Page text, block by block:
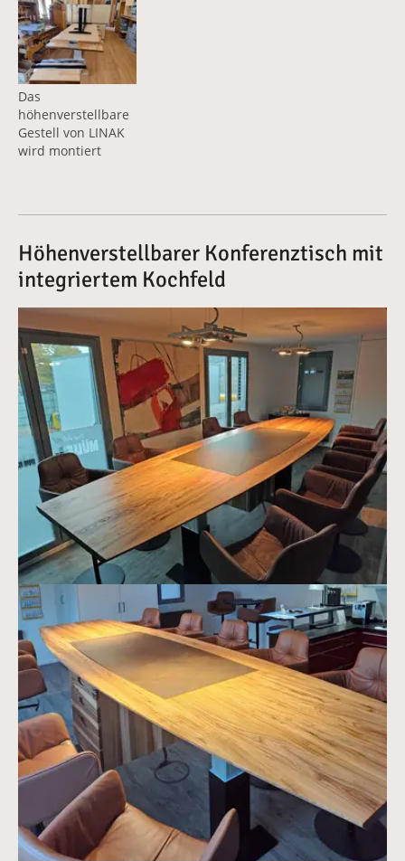
Vergrößerte Version anzeigen für Das
Das
höhenverstellbare
Gestell von LINAK
wird montiert
Höhenverstellbarer Konferenztisch mit
integriertem Kochfeld
Vergrößerte Version anzeigen
Vergrößerte Version anzeigen